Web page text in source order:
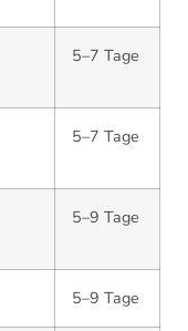
5–7 Tage
5–7 Tage
5–9 Tage
5–9 Tage